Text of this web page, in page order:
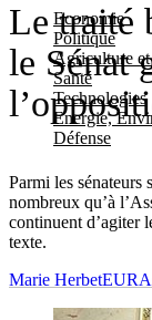
Economie
Politique
Agriculture
Santé
Technologies
Energie,
Défense
Le traité
le Sénat
Parmi les sénateurs
nombreux qu’à
continuent d’agiter
texte.
Marie Herbet